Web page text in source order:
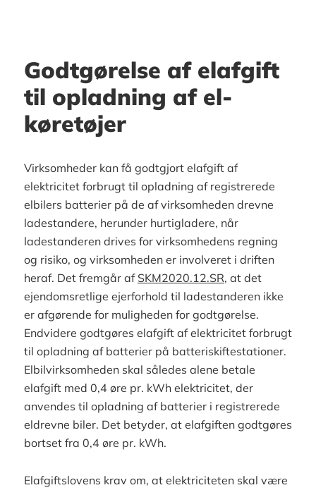
Godtgørelse af elafgift
til opladning af el-
køretøjer
Virksomheder kan få godtgjort elafgift af
elektricitet forbrugt til opladning af registrerede
elbilers batterier på de af virksomheden drevne
ladestandere, herunder hurtigladere, når
ladestanderen drives for virksomhedens regning
og risiko, og virksomheden er involveret i driften
heraf. Det fremgår af SKM2020.12.SR, at det
ejendomsretlige ejerforhold til ladestanderen ikke
er afgørende for muligheden for godtgørelse.
Endvidere godtgøres elafgift af elektricitet forbrugt
til opladning af batterier på batteriskiftestationer.
Elbilvirksomheden skal således alene betale
elafgift med 0,4 øre pr. kWh elektricitet, der
anvendes til opladning af batterier i registrerede
eldrevne biler. Det betyder, at elafgiften godtgøres
bortset fra 0,4 øre pr. kWh.
Elafgiftslovens krav om, at elektriciteten skal være